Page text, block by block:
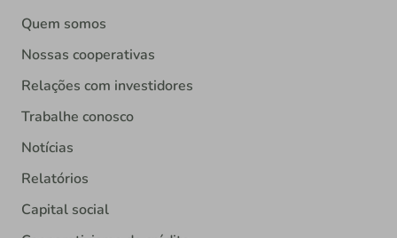
Quem somos
Nossas cooperativas
Relações com investidores
Trabalhe conosco
Notícias
Relatórios
Capital social